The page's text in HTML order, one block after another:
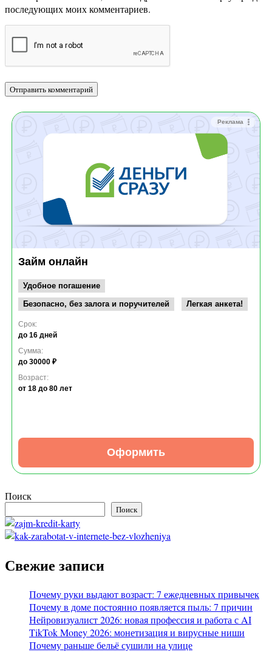
последующих моих комментариев.
Реклама
Займ онлайн
Удобное погашение
Безопасно, без залога и поручителей
Легкая анкета!
Срок:
до 16 дней
Сумма:
до 30000 ₽
Возраст:
от 18 до 80 лет
Оформить
Поиск
Поиск
Свежие записи
Почему руки выдают возраст: 7 ежедневных привычек
Почему в доме постоянно появляется пыль: 7 причин
Нейровизуалист 2026: новая профессия и работа с AI
TikTok Money 2026: монетизация и вирусные ниши
Почему раньше бельё сушили на улице